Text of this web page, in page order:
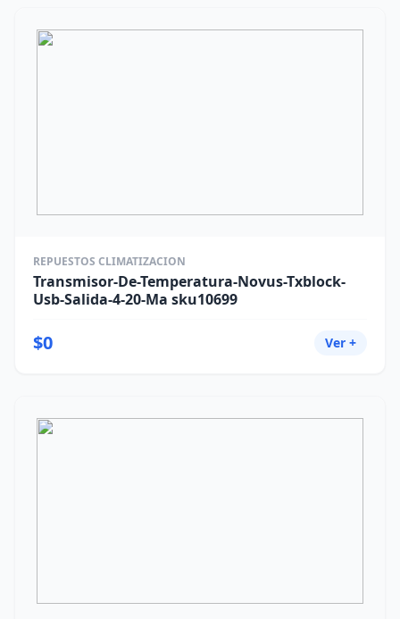
REPUESTOS CLIMATIZACION
Transmisor-De-Temperatura-Novus-Txblock-
Usb-Salida-4-20-Ma sku10699
$0 Ver +